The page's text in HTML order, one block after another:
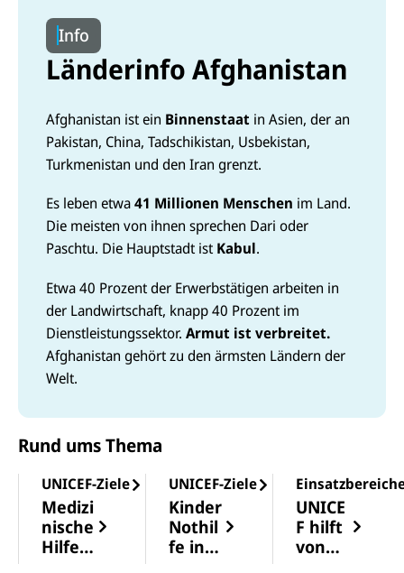
Info
Länderinfo Afghanistan
Afghanistan ist ein Binnenstaat in Asien, der an
Pakistan, China, Tadschikistan, Usbekistan,
Turkmenistan und den Iran grenzt.
Es leben etwa41 Millionen Menschen im Land.
Die meisten von ihnen sprechen Dari oder
Paschtu. Die Hauptstadt ist Kabul.
Etwa 40 Prozent der Erwerbstätigen arbeiten in
der Landwirtschaft, knapp 40 Prozent im
Dienstleistungssektor.Armut ist verbreitet.
Afghanistan gehört zu den ärmsten Ländern der
Welt.
Rund ums Thema
UNICEF-Ziele
Medizi
nische
Hilfe
UNICEF-Ziele
Kinder
Nothil
fe in
UNICE
F hilft
von